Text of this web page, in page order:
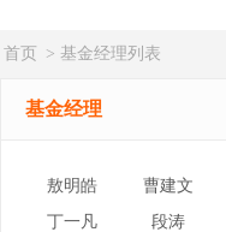
首页 > 基金经理列表
基金经理
敖明皓 曹建文
丁一凡
段涛